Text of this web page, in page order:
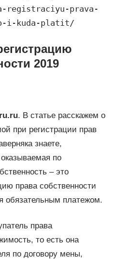
registraciyu-prava-
i-kuda-platit/
2019
. В статье расскажем о
при регистрации прав
знаете,
оказываемая по
– это
права собственности
обязательным платежом.
права
то есть она
по договору мены,